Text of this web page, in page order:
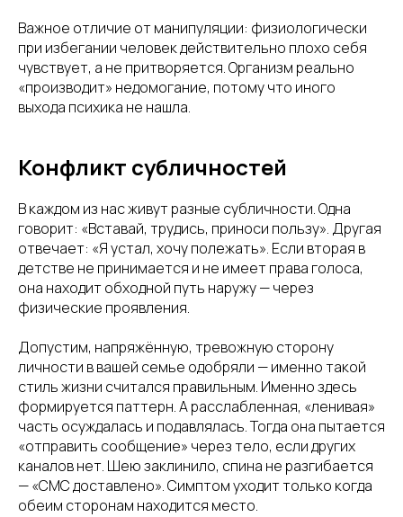
Важное отличие от манипуляции: физиологически
при избегании человек действительно плохо себя
чувствует, а не притворяется. Организм реально
«производит» недомогание, потому что иного
выхода психика не нашла.
Конфликт субличностей
В каждом из нас живут разные субличности. Одна
говорит: «Вставай, трудись, приноси пользу». Другая
отвечает: «Я устал, хочу полежать». Если вторая в
детстве не принимается и не имеет права голоса,
она находит обходной путь наружу — через
физические проявления.
Допустим, напряжённую, тревожную сторону
личности в вашей семье одобряли — именно такой
стиль жизни считался правильным. Именно здесь
формируется паттерн. А расслабленная, «ленивая»
часть осуждалась и подавлялась. Тогда она пытается
«отправить сообщение» через тело, если других
каналов нет. Шею заклинило, спина не разгибается
— «СМС доставлено». Симптом уходит только когда
обеим сторонам находится место.